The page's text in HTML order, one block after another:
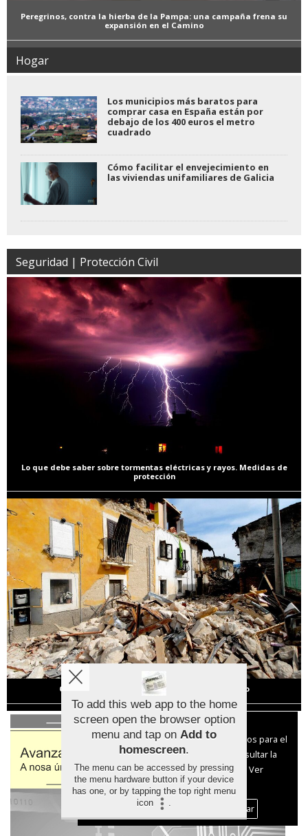
Peregrinos, contra la hierba de la Pampa: una campaña frena su
expansión en el Camino
Hogar
Los municipios más baratos para
comprar casa en España están por
debajo de los 400 euros el metro
cuadrado
Cómo facilitar el envejecimiento en
las viviendas unifamiliares de Galicia
Seguridad | Protección Civil
Lo que debe saber sobre tormentas eléctricas y rayos. Medidas de
protección
Cómo mantenerse a salvo en caso de terremoto
Aviso sobre el Uso de cookies:
Utilizamos cookies nuestras y de terceros para el
funcionamiento del digital. Puedes consultar la
lista de cookies y como desconectarlas.
Ver
nuestra Política de Privacidad y Cookies
Aceptar Cookies
Personalizar
To add this web app to the home
screen open the browser option
menu and tap on Add to
homescreen.
The menu can be accessed by pressing
the menu hardware button if your device
has one, or by tapping the top right menu
icon
.